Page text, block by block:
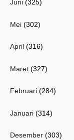
Juni (325)
Mei (302)
April (316)
Maret (327)
Februari (284)
Januari (314)
Desember (303)